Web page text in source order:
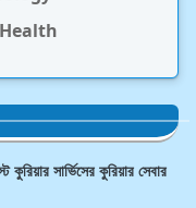
কুরিয়ার সার্ভিসের কুরিয়ার সেবার